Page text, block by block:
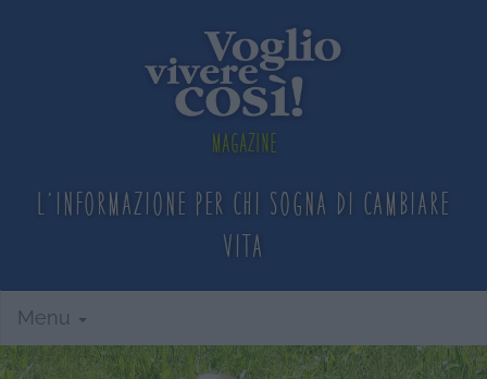
Magazine
L'informazione per chi sogna di cambiare
vita
Menu